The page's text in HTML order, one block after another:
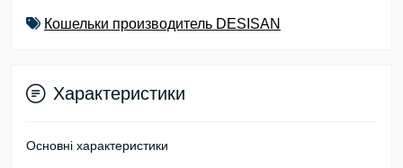
Кошельки производитель DESISAN
Характеристики
Основні характеристики